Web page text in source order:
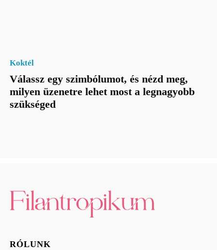
Koktél
Válassz egy szimbólumot, és nézd meg,
milyen üzenetre lehet most a legnagyobb
szükséged
RÓLUNK